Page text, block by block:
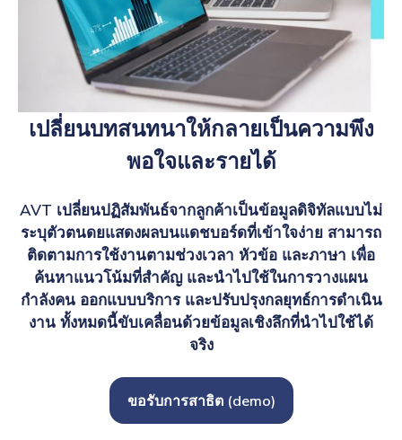
เปลี่ยนบทสนทนาให้กลายเป็นความพึง
พอใจและรายได้
AVT เปลี่ยนปฏิสัมพันธ์จากลูกค้าเป็นข้อมูลดิจิทัลแบบไม่
ระบุตัวตนดยแสดงผลบนแดชบอร์ดที่เข้าใจง่าย สามารถ
ติดตามการใช้งานตามช่วงเวลา หัวข้อ และภาษา เพื่อ
ค้นหาแนวโน้มที่สำคัญ และนำไปใช้ในการวางแผน
กำลังคน ออกแบบบริการ และปรับปรุงกลยุทธ์การดำเนิน
งาน ทั้งหมดนี้ขับเคลื่อนด้วยข้อมูลเชิงลึกที่นำไปใช้ได้
จริง
ขอรับการสาธิต (demo)